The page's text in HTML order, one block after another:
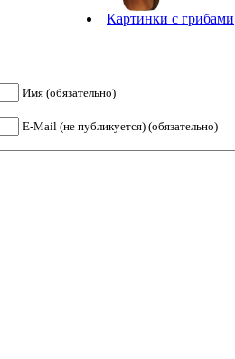
Картинки с грибами
Имя (обязательно)
E-Mail (не публикуется) (обязательно)